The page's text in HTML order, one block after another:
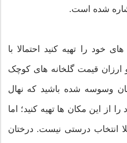
شده است.
خود را تهیه کنید احتمالا با
ارزان قیمت گلخانه های کوچک
وسوسه شده باشید که نهال
از این مکان ها تهیه کنید؛ اما
انتخاب درستی نیست. درختان